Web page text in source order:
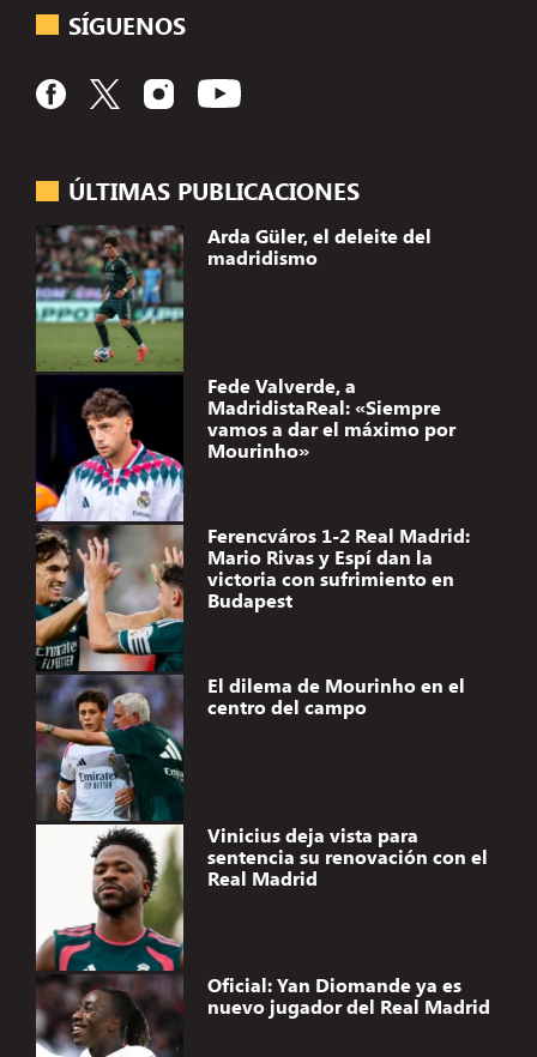
ÚLTIMAS PUBLICACIONES
Arda Güler, el deleite del
madridismo
Fede Valverde, a
MadridistaReal: «Siempre
vamos a dar el máximo por
Mourinho»
Ferencváros 1-2 Real Madrid:
Mario Rivas y Espí dan la
victoria con sufrimiento en
Budapest
El dilema de Mourinho en el
centro del campo
Vinicius deja vista para
sentencia su renovación con el
Real Madrid
Oficial: Yan Diomande ya es
nuevo jugador del Real Madrid
SÍGUENOS